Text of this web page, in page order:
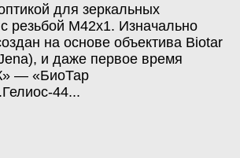
для зеркальных
резьбой М42х1. Изначально
на основе объектива Biotar
и даже первое время
— «БиоТар
44...